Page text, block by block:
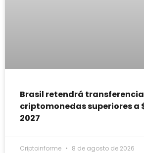
Brasil retendrá
criptomonedas superiores a
2027
Criptoinforme 8 de agosto de 2026